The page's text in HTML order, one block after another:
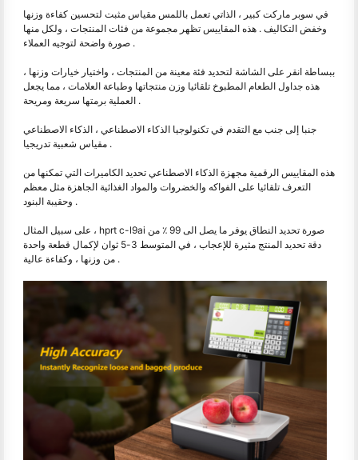
في سوبر ماركت كبير ، الذاتي تعمل باللمس مقياس مثبت لتحسين كفاءة وزنها
وخفض التكاليف . هذه المقاييس تظهر مجموعة من فئات المنتجات ، ولكل منها
صورة واضحة لتوجيه العملاء .
ببساطة انقر على الشاشة لتحديد فئة معينة من المنتجات ، واختيار خيارات وزنها ،
هذه جداول الطعام المطبوخ تلقائيا وزن منتجاتها وطباعة العلامات ، مما يجعل
العملية برمتها سريعة ومريحة .
جنبا إلى جنب مع التقدم في تكنولوجيا الذكاء الاصطناعي ، الذكاء الاصطناعي
مقياس شعبية تدريجيا .
هذه المقاييس الرقمية مجهزة الذكاء الاصطناعي تحديد الكاميرات التي تمكنها من
التعرف تلقائيا على الفواكه والخضروات والمواد الغذائية الجاهزة مثل معظم
وحقيبة البنود .
على سبيل المثال ، hprt c-l9ai صورة تحديد النطاق يوفر ما يصل الى 99 ٪ من
دقة تحديد المنتج مثيرة للإعجاب ، في المتوسط 3-5 ثوان لإكمال قطعة واحدة
من وزنها ، وكفاءة عالية .